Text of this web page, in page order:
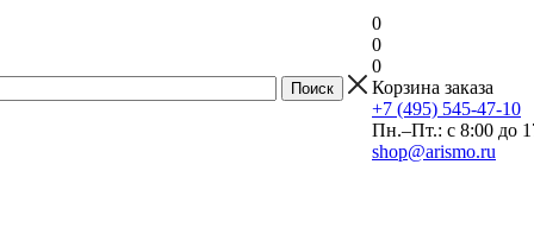
0
0
0
Корзина заказа
+7 (495) 545-47-10
Пн.–Пт.: с 8:00 до
shop@arismo.ru